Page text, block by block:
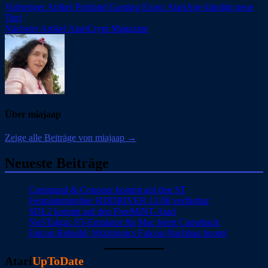
Beitragsnavigation
Vorheriger Artikel Portland Gaming Expo: AtariAge kündigt neue
Titel
Nächster Artikel AtariCrypt Magazine
Über miajaap
Zeige alle Beiträge von miajaap →
Neueste Beiträge
Command & Conquer kommt auf den ST
Festplattentreiber HDDRIVER 13.00 verfügbar
SDL2 kommt auf den FreeMiNT-Atari
NoSTalgia: ST-Emulator für Mac feiert Comeback
Falcon Rebuild: Wizztronics Falcon-Nachbau bootet
AtariUpToDate